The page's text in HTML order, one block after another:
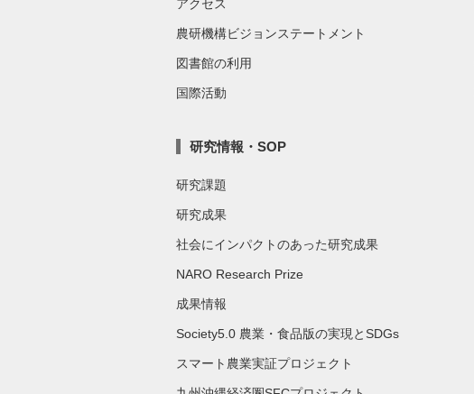
アクセス
農研機構ビジョンステートメント
図書館の利用
国際活動
研究情報・SOP
研究課題
研究成果
社会にインパクトのあった研究成果
NARO Research Prize
成果情報
Society5.0 農業・食品版の実現とSDGs
スマート農業実証プロジェクト